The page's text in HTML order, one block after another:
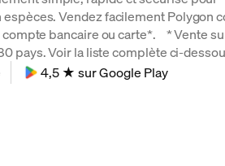
Vendez facilement Polygon
bancaire ou carte*. * Vente
pays. Voir la liste complète ci-
4,5 ★ sur Google Play